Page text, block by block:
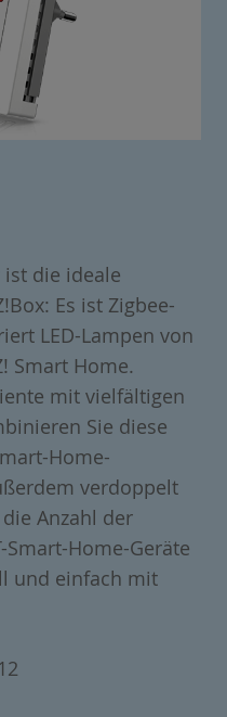
ist die ideale
Es ist Zigbee-
LED-Lampen von
Smart Home.
mit vielfältigen
Sie diese
Home-
verdoppelt
die Anzahl der
Home-Geräte
und einfach mit